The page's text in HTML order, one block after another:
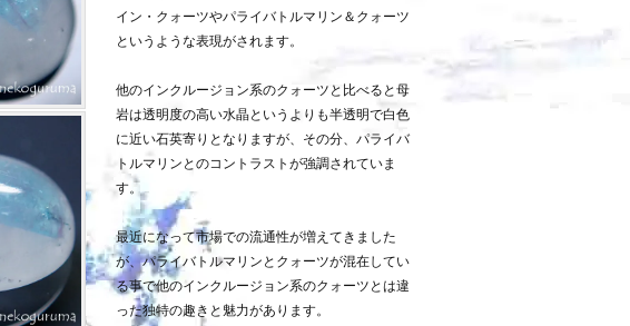
イン・クォーツやパライバトルマリン＆クォーツ
というような表現がされます。
他のインクルージョン系のクォーツと比べると母
岩は透明度の高い水晶というよりも半透明で白色
に近い石英寄りとなりますが、その分、パライバ
トルマリンとのコントラストが強調されていま
す。
最近になって市場での流通性が増えてきました
が、パライバトルマリンとクォーツが混在してい
る事で他のインクルージョン系のクォーツとは違
った独特の趣きと魅力があります。